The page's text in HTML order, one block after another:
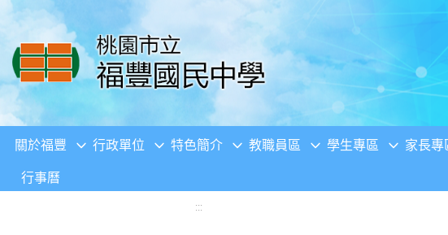
移至網頁之主要內容區位置
關於福豐 行政單位 特色簡介 教職員區 學生專區 家長專
行事曆
:::